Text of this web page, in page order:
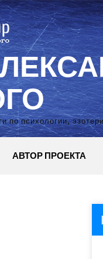
по психологии,
АВТОР ПРОЕКТА